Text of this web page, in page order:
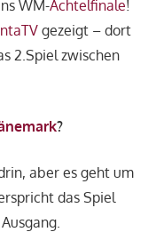
WM-Achtelfinale!
gezeigt – dort
2.Spiel zwischen
?
aber es geht um
das Spiel